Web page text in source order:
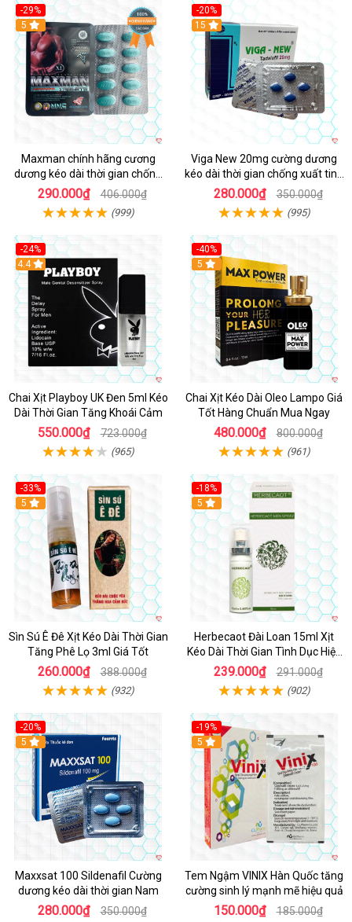
-29%
Hot
5
Maxman chính hãng cương
dương kéo dài thời gian chống
xuất tinh sớm hộp 10 viên
290.000₫ 406.000₫
(999)
-20%
15
Viga New 20mg cường dương
kéo dài thời gian chống xuất tinh
hộp 4 viên
280.000₫ 350.000₫
(995)
-24%
Hot
4.4
Chai Xịt Playboy UK Đen 5ml Kéo
Dài Thời Gian Tăng Khoái Cảm
550.000₫ 723.000₫
(965)
-40%
5
Chai Xịt Kéo Dài Oleo Lampo Giá
Tốt Hàng Chuẩn Mua Ngay
480.000₫ 800.000₫
(961)
-33%
5
Sìn Sú Ê Đê Xịt Kéo Dài Thời Gian
Tăng Phê Lọ 3ml Giá Tốt
260.000₫ 388.000₫
(932)
-18%
5
Herbecaot Đài Loan 15ml Xịt
Kéo Dài Thời Gian Tình Dục Hiệu
Quả
239.000₫ 291.000₫
(902)
-20%
5
Maxxsat 100 Sildenafil Cường
dương kéo dài thời gian Nam
280.000₫ 350.000₫
-19%
5
Tem Ngậm VINIX Hàn Quốc tăng
cường sinh lý mạnh mẽ hiệu quả
150.000₫ 185.000₫